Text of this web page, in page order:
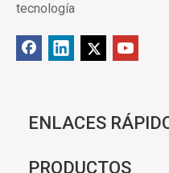
tecnología
ENLACES
PRODUCTOS